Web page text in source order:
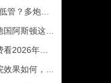
内附调音软件免费下
全景声私人影院太惊
世界杯直播？
选测试片1~3合集